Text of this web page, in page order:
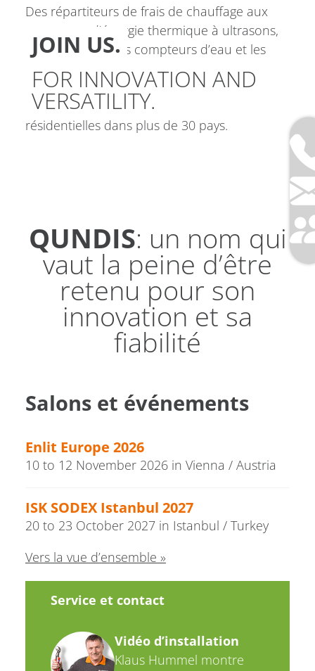
Des répartiteurs de frais de chauffage aux
compteurs d'énergie thermique à ultrasons,
en passant par les compteurs d’eau et les
passerelles de communication: les produits
QUNDIS assurent un comptage précis et
fiable pour plus de 8 millions d’unités
résidentielles dans plus de 30 pays.
JOIN US.
FOR INNOVATION AND
VERSATILITY.
QUNDIS: un nom qui
vaut la peine d’être
retenu pour son
innovation et sa
fiabilité
Salons et événements
Enlit Europe 2026
10 to 12 November 2026 in Vienna / Austria
ISK SODEX Istanbul 2027
20 to 23 October 2027 in Istanbul / Turkey
Vers la vue d’ensemble »
Service et contact
Vidéo d’installation
Klaus Hummel montre